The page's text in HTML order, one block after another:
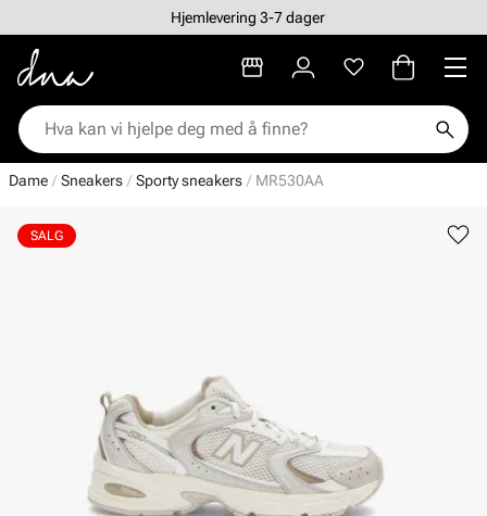
Hjemlevering 3-7 dager
Dame Sneakers Sporty sneakers MR530AA
SALG